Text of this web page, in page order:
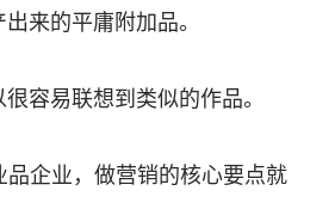
来的平庸附加品。
容易联想到类似的作品。
企业，做营销的核心要点就